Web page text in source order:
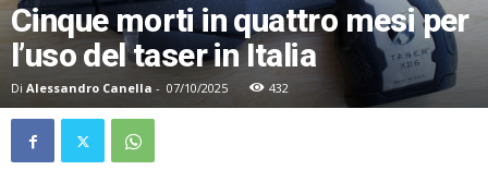
Cinque morti in quattro mesi per
l’uso del taser in Italia
Di Alessandro Canella - 07/10/2025 432